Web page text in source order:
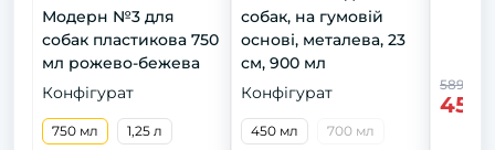
Модерн №3 для
собак пластикова 750
мл рожево-бежева
Конфігурат
750 мл 1,25 л
собак, на гумовій
основі, металева, 23
см, 900 мл
Конфігурат
450 мл
700 мл
589 грн
459